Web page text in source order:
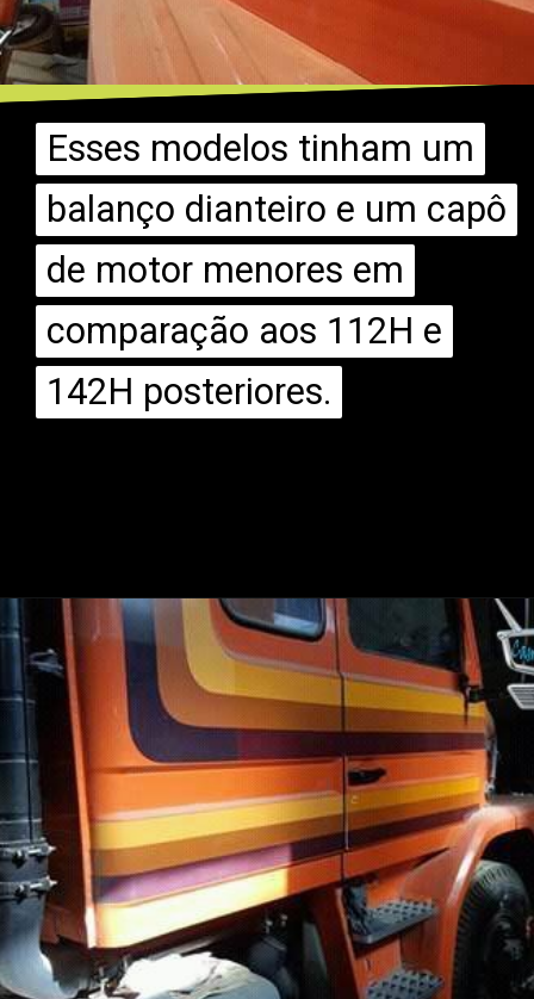
Esses modelos tinham um
balanço dianteiro e um capô
de motor menores em
comparação aos 112H e
142H posteriores.
Esses modelos tinham um
balanço dianteiro e um capô
de motor menores em
comparação aos 112H e
142H posteriores.
Opening https://mundofixa.com.br/apos-29-anos-scania-112h-com-apenas-2681-km-rodados-e-encontrada-abandonada/